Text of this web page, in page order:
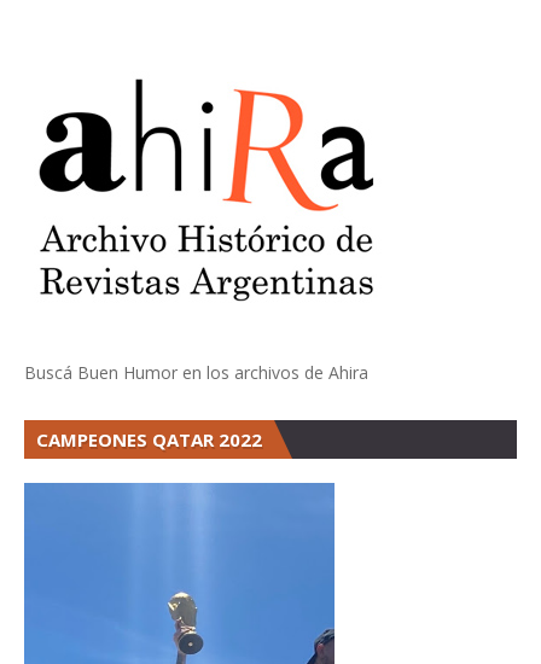
Buscá Buen Humor en los archivos de Ahira
CAMPEONES QATAR 2022